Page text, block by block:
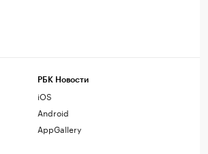
РБК Новости
iOS
Android
AppGallery